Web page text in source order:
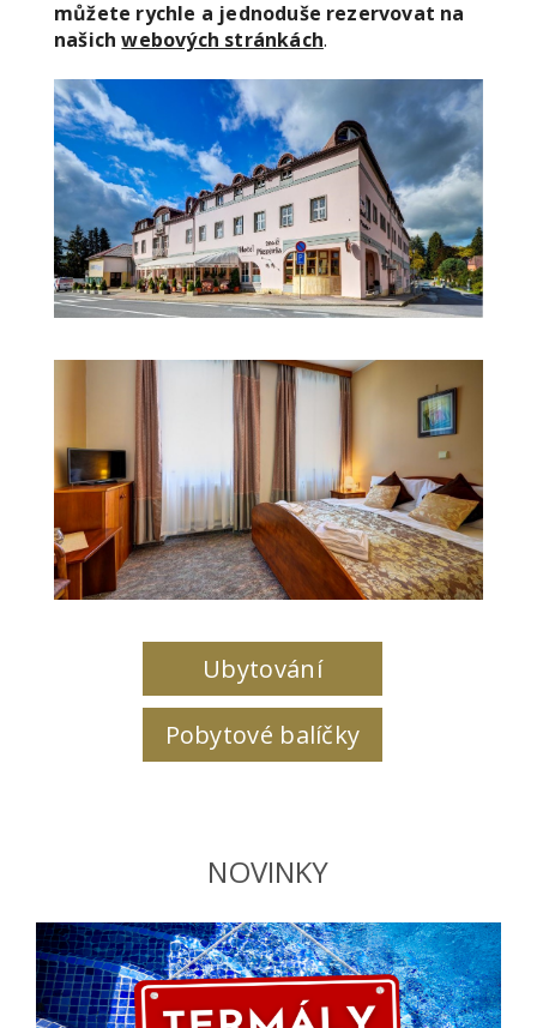
můžete rychle a jednoduše rezervovat na
našichwebových stránkách.
Ubytování
Pobytové balíčky
NOVINKY